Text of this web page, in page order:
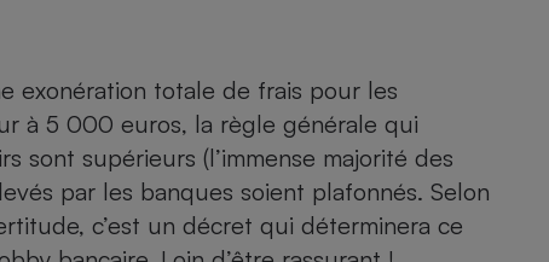
exonération totale de frais pour les
à 5 000 euros, la règle générale qui
sont supérieurs (l’immense majorité des
par les banques soient plafonnés. Selon
c’est un décret qui déterminera ce
Aspirateur